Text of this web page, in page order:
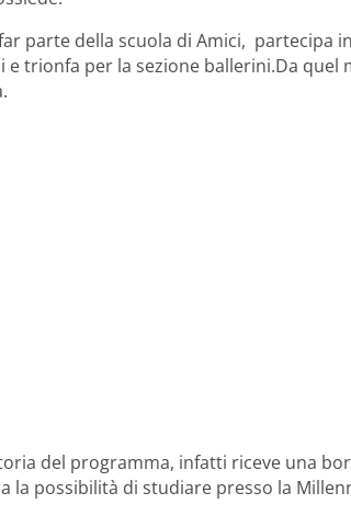
parte della scuola di Amici, partecipa
e trionfa per la sezione ballerini.Da
del programma, infatti riceve una
la possibilità di studiare presso la